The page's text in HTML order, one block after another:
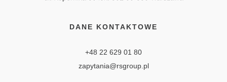
DANE KONTAKTOWE
+48 22 629 01 80
zapytania@rsgroup.pl